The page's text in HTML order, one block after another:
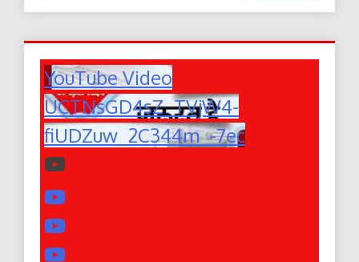
YouTube Video
UCTNsGD4sZ_TVjW4-
fiUDZuw_2C344m_-7ec